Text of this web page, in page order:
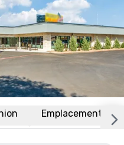
Emplacement